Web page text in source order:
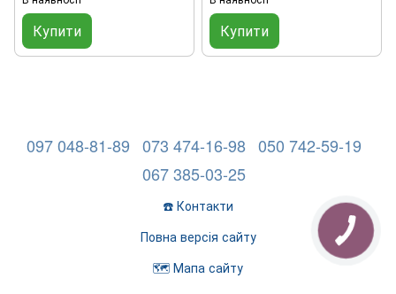
Купити Купити
097 048-81-89 073 474-16-98 050 742-59-19
067 385-03-25
☎️ Контакти
Повна версія сайту
🗺️ Мапа сайту